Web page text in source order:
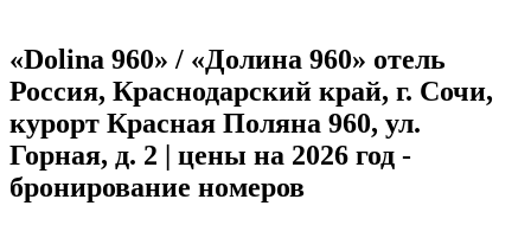
«Dolina 960» / «Долина 960» отель
Россия, Краснодарский край, г. Сочи,
курорт Красная Поляна 960, ул.
Горная, д. 2 | цены на 2026 год -
бронирование номеров